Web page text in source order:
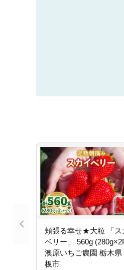
頬張る幸せ★大粒 「ス
ベリー」 560g
澳原いちご農園 栃木県
板市